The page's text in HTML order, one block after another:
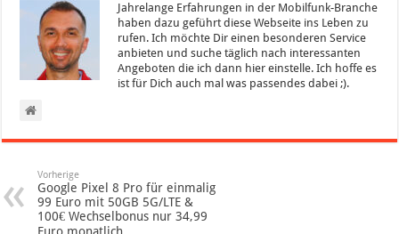
Jahrelange Erfahrungen in der Mobilfunk-Branche
haben dazu geführt diese Webseite ins Leben zu
rufen. Ich möchte Dir einen besonderen Service
anbieten und suche täglich nach interessanten
Angeboten die ich dann hier einstelle. Ich hoffe es
ist für Dich auch mal was passendes dabei ;).
Vorherige
Google Pixel 8 Pro für einmalig
99 Euro mit 50GB 5G/LTE &
100€ Wechselbonus nur 34,99